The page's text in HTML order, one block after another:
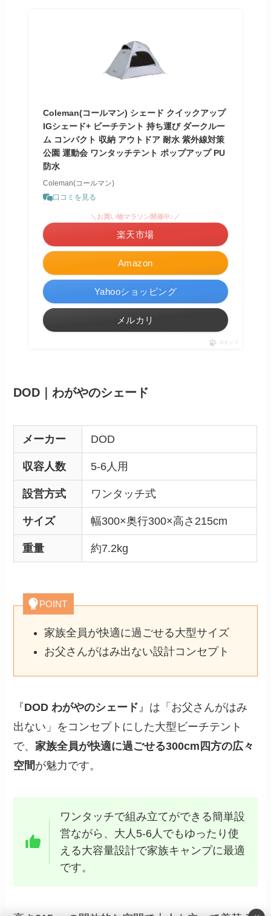
Coleman(コールマン) シェード クイックアップ
IGシェード+ ビーチテント 持ち運び ダークルー
ム コンパクト 収納 アウトドア 耐水 紫外線対策
公園 運動会 ワンタッチテント ポップアップ PU
防水
Coleman(コールマン)
口コミを見る
Amazon
＼お買い物マラソン開催中♪／
楽天市場
Yahooショッピング
メルカリ
ポチップ
DOD｜わがやのシェード
メーカー DOD
収容人数 5-6人用
設営方式 ワンタッチ式
サイズ 幅300×奥行300×高さ215cm
重量 約7.2kg
POINT
家族全員が快適に過ごせる大型サイズ
お父さんがはみ出ない設計コンセプト
『DOD わがやのシェード』は「お父さんがはみ
出ない」をコンセプトにした大型ビーチテント
で、家族全員が快適に過ごせる300cm四方の広々
空間が魅力です。
ワンタッチで組み立てができる簡単設
営ながら、大人5-6人でもゆったり使
える大容量設計で家族キャンプに最適
です。